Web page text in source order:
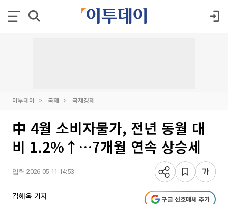
이투데이 국제 국제경제
中 4월 소비자물가, 전년 동월 대
비 1.2%↑…7개월 연속 상승세
입력 2026-05-11 14:53
김해욱 기자 구글 선호매체 추가